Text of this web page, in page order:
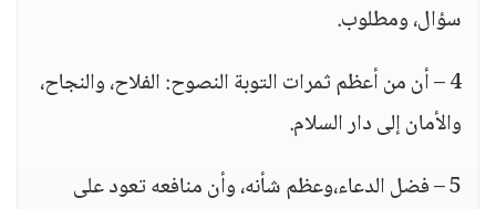
سؤال، ومطلوب.
4 – أن من أعظم ثمرات التوبة النصوح: الفلاح، والنجاح،
والأمان إلى دار السلام.
5 – فضل الدعاء،وعظم شأنه، وأن منافعه تعود على